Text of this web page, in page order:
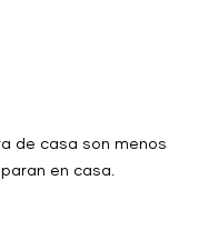
de casa son menos
en casa.